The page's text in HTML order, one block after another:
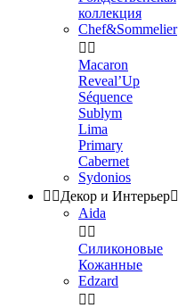
коллекция
Chef&Sommelier
 
Macaron
Reveal’Up
Séquence
Sublym
Lima
Primary
Cabernet
Sydonios
 Декор и Интерьер
Aida
 
Силиконовые
Кожанные
Edzard
 